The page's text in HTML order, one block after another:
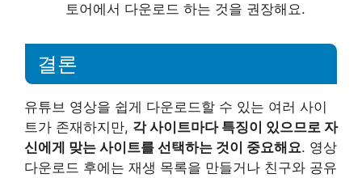
토어에서 다운로드 하는 것을 권장해요.
결론
유튜브 영상을 쉽게 다운로드할 수 있는 여러 사이
트가 존재하지만, 각 사이트마다 특징이 있으므로 자
신에게 맞는 사이트를 선택하는 것이 중요해요. 영상
다운로드 후에는 재생 목록을 만들거나 친구와 공유